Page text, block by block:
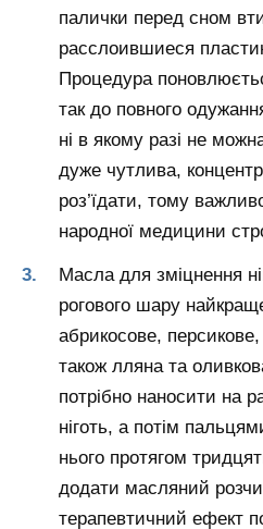
палички перед сном
расслоившиеся
Процедура
так до повного
ні в якому разі не
дуже чутлива,
роз’їдати, тому
народної медицини
Масла для зміцнення
рогового шару
абрикосове,
також лляна та
потрібно наносити на
ніготь, а потім
нього протягом
додати масляний
терапевтичний ефект